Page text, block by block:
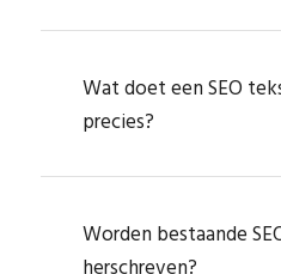
Wat doet een SEO
precies?
Worden bestaande